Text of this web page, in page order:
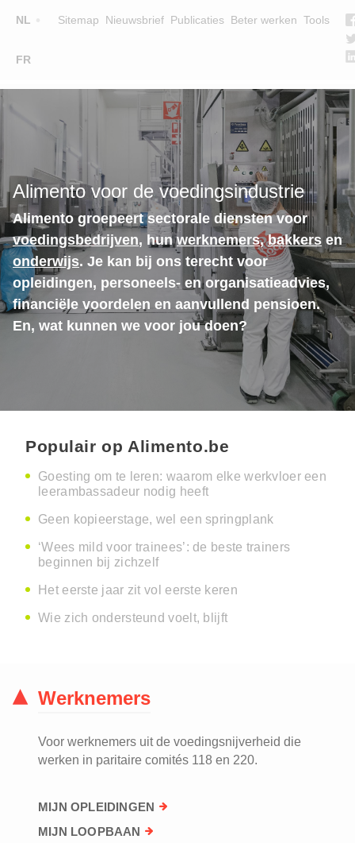
NL
FR
Sitemap Nieuwsbrief Publicaties Beter werken Tools
Main
LESGEVERS
WIE ZIJN WE
TEAM
CONTACT
ZOEK EEN OPLEIDING
Alimento voor de voedingsindustrie
Alimento groepeert sectorale diensten voor
voedingsbedrijven, hunwerknemers,bakkers en
onderwijs. Je kan bij ons terecht voor
opleidingen, personeels- en organisatieadvies,
financiële voordelen en aanvullend pensioen.
En, wat kunnen we voor jou doen?
Populair op Alimento.be
Goesting om te leren: waarom elke werkvloer een
leerambassadeur nodig heeft
Geen kopieerstage, wel een springplank
‘Wees mild voor trainees’: de beste trainers
beginnen bij zichzelf
Het eerste jaar zit vol eerste keren
Wie zich ondersteund voelt, blijft
Werknemers
Voor werknemers uit de voedingsnijverheid die
werken in paritaire comités 118 en 220.
MIJN OPLEIDINGEN
MIJN LOOPBAAN